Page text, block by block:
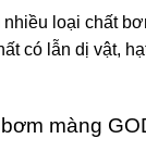
loại chất
có lẫn dị vật,
màng